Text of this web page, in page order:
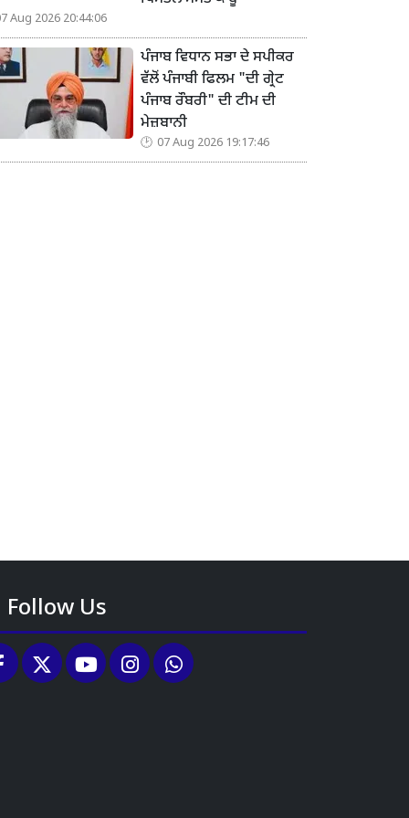
Aug 2026 20:44:06
ਪੰਜਾਬ ਵਿਧਾਨ ਸਭਾ ਦੇ ਸਪੀਕਰ
ਵੱਲੋਂ ਪੰਜਾਬੀ ਫਿਲਮ "ਦੀ ਗ੍ਰੇਟ
ਪੰਜਾਬ ਰੌਬਰੀ" ਦੀ ਟੀਮ ਦੀ
ਮੇਜ਼ਬਾਨੀ
07 Aug 2026 19:17:46
Follow Us